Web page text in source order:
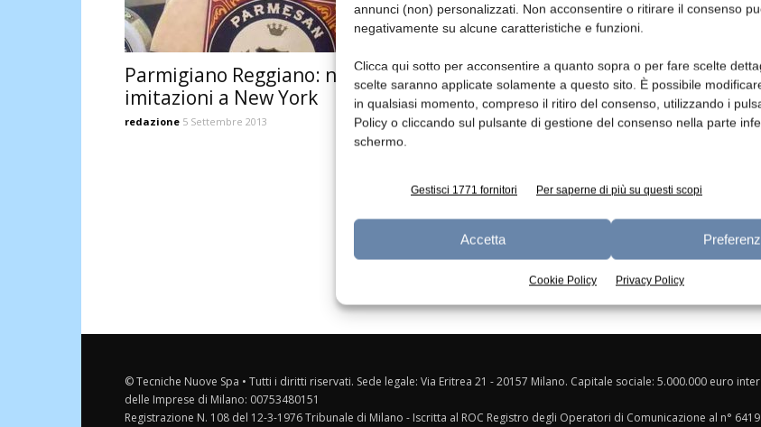
annunci (non) personalizzati. Non acconsentire o ritirare il consenso
negativamente su alcune caratteristiche e funzioni.
Clicca qui sotto per acconsentire a quanto sopra o per fare scelte
scelte saranno applicate solamente a questo sito. È possibile
in qualsiasi momento, compreso il ritiro del consenso, utilizzando i
Policy o cliccando sul pulsante di gestione del consenso nella parte
schermo.
Gestisci 1771 fornitori Per saperne di più su questi scopi
Accetta
Cookie Policy Privacy Policy
Parmigiano Reggiano: nuove
imitazioni a New York
redazione 5 Settembre 2013
© Tecniche Nuove Spa • Tutti i diritti riservati. Sede legale: Via Eritrea 21 - 20157 Milano. Capitale sociale: 5.000.000 euro
delle Imprese di Milano: 00753480151
Registrazione N. 108 del 12-3-1976 Tribunale di Milano - Iscritta al ROC Registro degli Operatori di Comunicazione al n°